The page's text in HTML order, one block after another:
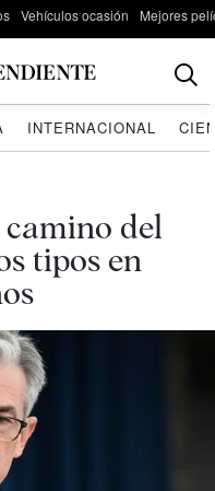
Vehículos ocasión Mejores
INTERNACIONAL
camino del
tipos en